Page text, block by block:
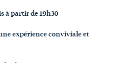
à partir de 19h30
expérience conviviale et